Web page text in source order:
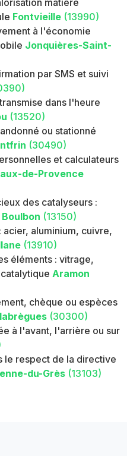
Fontvieille (13990)
à l'économie
Jonquières-Saint-
par SMS et suivi
dans l'heure
(13520)
ou stationné
(30490)
et calculateurs
de-Provence
des catalyseurs :
Boulbon (13150)
aluminium, cuivre,
(13910)
éléments : vitrage,
Aramon
chèque ou espèces
(30300)
à l'avant, l'arrière ou sur
le respect de la directive
du-Grès (13103)